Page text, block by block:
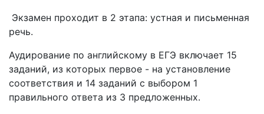
Экзамен проходит в 2 этапа: устная и письменная
речь.
Аудирование по английскому в ЕГЭ включает 15
заданий, из которых первое - на установление
соответствия и 14 заданий с выбором 1
правильного ответа из 3 предложенных.